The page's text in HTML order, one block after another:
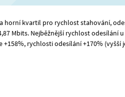
kvartil pro rychlost stahování,
,87 Mbits. Nejběžnější rychlost odesílání
rychlosti odesílání +170%